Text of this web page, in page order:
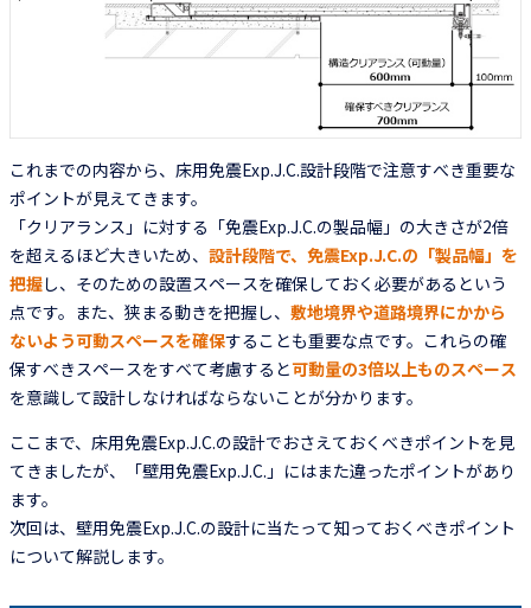
これまでの内容から、床用免震Exp.J.C.設計段階で注意すべき重要な
ポイントが見えてきます。
「クリアランス」に対する「免震Exp.J.C.の製品幅」の大きさが2倍
を超えるほど大きいため、 設計段階で、免震Exp.J.C.の「製品幅」を
把握し、そのための設置スペースを確保しておく必要があるという
点です。また、狭まる動きを把握し、 敷地境界や道路境界にかから
ないよう可動スペースを確保することも重要な点です。これらの確
保すべきスペースをすべて考慮すると可動量の3倍以上ものスペース
を意識して設計しなければならないことが分かります。
ここまで、床用免震Exp.J.C.の設計でおさえておくべきポイントを見
てきましたが、「壁用免震Exp.J.C.」にはまた違ったポイントがあり
ます。
次回は、壁用免震Exp.J.C.の設計に当たって知っておくべきポイント
について解説します。